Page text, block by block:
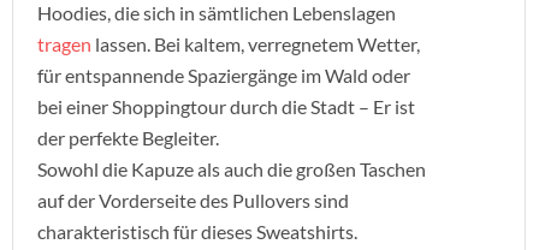
Hoodies, die sich in sämtlichen Lebenslagen
tragen lassen. Bei kaltem, verregnetem Wetter,
für entspannende Spaziergänge im Wald oder
bei einer Shoppingtour durch die Stadt – Er ist
der perfekte Begleiter.
Sowohl die Kapuze als auch die großen Taschen
auf der Vorderseite des Pullovers sind
charakteristisch für dieses Sweatshirts.